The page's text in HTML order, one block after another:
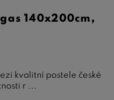
140x200cm,
kvalitní postele české
r ...